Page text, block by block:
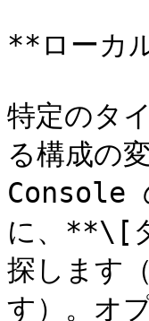
**ローカ
特定のタ
る構成の
Console
に、**\[
探します
す）。オ